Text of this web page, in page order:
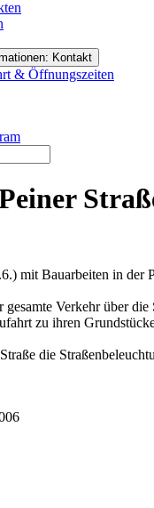
Kontakt
& Öffnungszeiten
mit Bauarbeiten in der
gesamte Verkehr über
zu ihren
die